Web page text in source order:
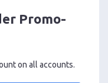
Promo-
on all accounts.